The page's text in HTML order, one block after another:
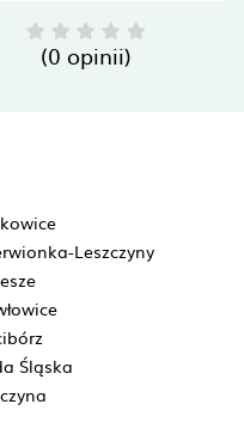
(0 opinii)
Leszczyny
Śląska